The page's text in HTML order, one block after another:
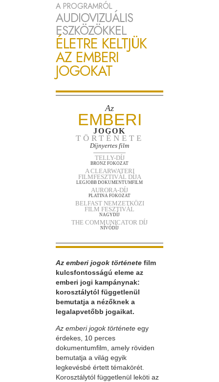
A PROGRAMRÓL
AUDIOVIZUÁLIS
ESZKÖZÖKKEL
ÉLETRE KELTJÜK
AZ EMBERI
JOGOKAT
Az
EMBERI
JOGOK
TÖRTÉNETE
Díjnyertes film
TELLY-DÍJ
BRONZ FOKOZAT
A CLEARWATERI
FILMFESZTIVÁL DÍJA
LEGJOBB DOKUMENTUMFILM
AURORA-DÍJ
PLATINA FOKOZAT
BELFAST NEMZETKÖZI
FILM FESZTIVÁL
NAGYDÍJ
THE COMMUNICATOR DÍJ
NÍVÓDÍJ
Az emberi jogok története film
kulcsfontosságú eleme az
emberi jogi kampánynak:
korosztálytól függetlenül
bemutatja a nézőknek a
legalapvetőbb jogaikat.
Az emberi jogok története egy
érdekes, 10 perces
dokumentumfilm, amely röviden
bemutatja a világ egyik
legkevésbé értett témakörét.
Korosztálytól függetlenül leköti az